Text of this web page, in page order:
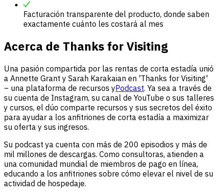
Facturación transparente del producto, donde saben
exactamente cuánto les costará al mes
Acerca de Thanks for Visiting
Una pasión compartida por las rentas de corta estadía unió
a Annette Grant y Sarah Karakaian en 'Thanks for Visiting'
– una plataforma de recursos yPodcast. Ya sea a través de
su cuenta de Instagram, su canal de YouTube o sus talleres
y cursos, el dúo comparte recursos y sus secretos del éxito
para ayudar a los anfitriones de corta estadía a maximizar
su oferta y sus ingresos.
Su podcast ya cuenta con más de 200 episodios y más de
mil millones de descargas. Como consultoras, atienden a
una comunidad mundial de miembros de pago en línea,
educando a los anfitriones sobre cómo elevar el nivel de su
actividad de hospedaje.